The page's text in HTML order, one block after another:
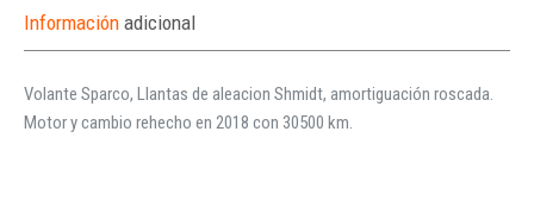
Información adicional
Volante Sparco, Llantas de aleacion Shmidt, amortiguación roscada.
Motor y cambio rehecho en 2018 con 30500 km.